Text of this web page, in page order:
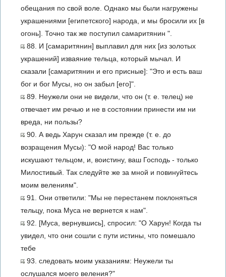
обещания по свой воле. Однако мы были нагружены
украшениями [египетского] народа, и мы бросили их [в
огонь]. Точно так же поступил самаритянин ".
88. И [самаритянин] выплавил для них [из золотых
украшений] изваяние тельца, который мычал. И
сказали [самаритянин и его присные]: "Это и есть ваш
бог и бог Мусы, но он забыл [его]".
89. Неужели они не видели, что он (т. е. телец) не
отвечает им речью и не в состоянии принести им ни
вреда, ни пользы?
90. А ведь Харун сказал им прежде (т. е. до
возращения Мусы): "О мой народ! Вас только
искушают тельцом, и, воистину, ваш Господь - только
Милостивый. Так следуйте же за мной и повинуйтесь
моим велениям".
91. Они ответили: "Мы не перестанем поклоняться
тельцу, пока Муса не вернется к нам".
92. [Муса, вернувшись], спросил: "О Харун! Когда ты
увидел, что они сошли с пути истины, что помешало
тебе
93. следовать моим указаниям: Неужели ты
ослушался моего веления?"